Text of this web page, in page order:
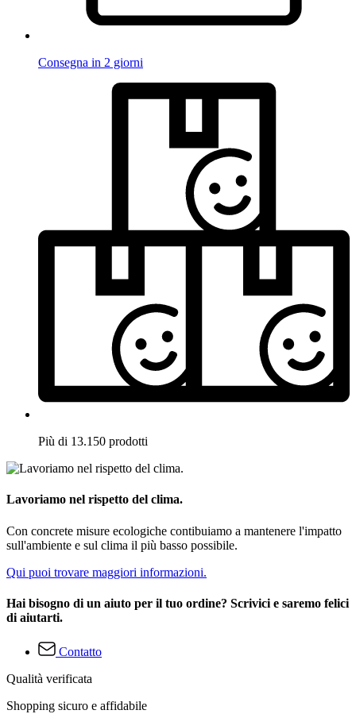
Consegna in 2 giorni
Più di 13.150 prodotti
Lavoriamo nel rispetto del clima.
Con concrete misure ecologiche contibuiamo a mantenere l'impatto
sull'ambiente e sul clima il più basso possibile.
Qui puoi trovare maggiori informazioni.
Hai bisogno di un aiuto per il tuo ordine? Scrivici e saremo felici
di aiutarti.
Contatto
Qualità verificata
Shopping sicuro e affidabile